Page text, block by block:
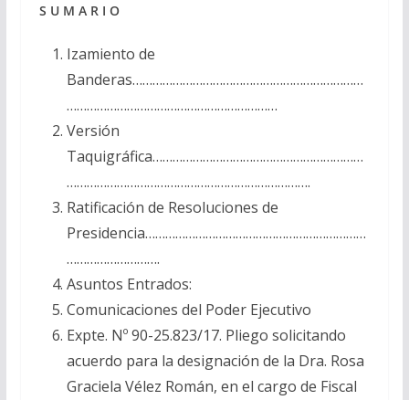
S U M A R I O
Izamiento de
Banderas……………………………………………………………
………………………………………………………
Versión
Taquigráfica………………………………………………………
……………………………………………………………….
Ratificación de Resoluciones de
Presidencia…………………………………………………………
……………………….
Asuntos Entrados:
Comunicaciones del Poder Ejecutivo
Expte. Nº 90-25.823/17. Pliego solicitando
acuerdo para la designación de la Dra. Rosa
Graciela Vélez Román, en el cargo de Fiscal